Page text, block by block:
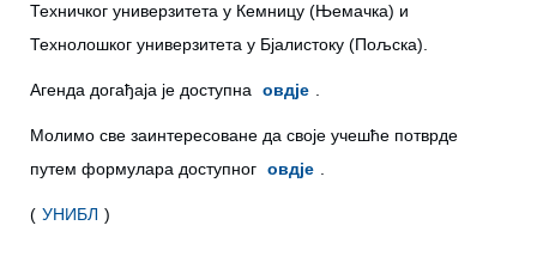
Техничког универзитета у Кемницу (Њемачка) и
Технолошког универзитета у Бјалистоку (Пољска).
Агенда догађаја је доступна овдје
Молимо све заинтересоване да своје учешће потврде
путем формулара доступног овдје
( УНИБЛ )